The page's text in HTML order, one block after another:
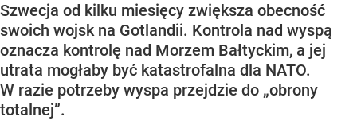
Szwecja od kilku miesięcy zwiększa obecność
swoich wojsk na Gotlandii. Kontrola nad wyspą
oznacza kontrolę nad Morzem Bałtyckim, a jej
utrata mogłaby być katastrofalna dla NATO.
W razie potrzeby wyspa przejdzie do „obrony
totalnej”.